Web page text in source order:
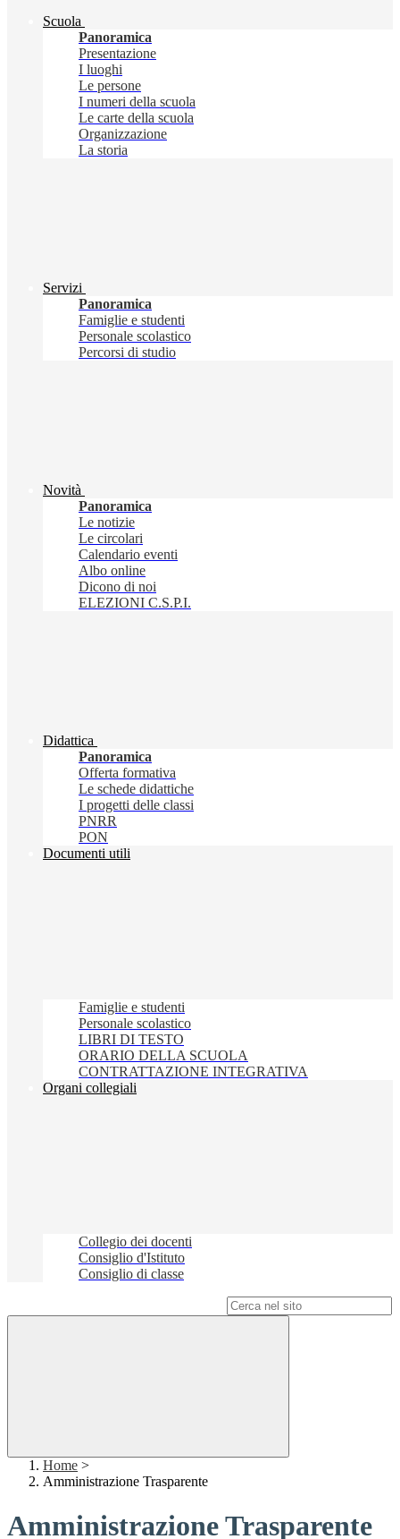
Scuola
Panoramica
Presentazione
I luoghi
Le persone
I numeri della scuola
Le carte della scuola
Organizzazione
La storia
Servizi
Panoramica
Famiglie e studenti
Personale scolastico
Percorsi di studio
Novità
Panoramica
Le notizie
Le circolari
Calendario eventi
Albo online
Dicono di noi
ELEZIONI C.S.P.I.
Didattica
Panoramica
Offerta formativa
Le schede didattiche
I progetti delle classi
PNRR
PON
Documenti utili
Famiglie e studenti
Personale scolastico
LIBRI DI TESTO
ORARIO DELLA SCUOLA
CONTRATTAZIONE INTEGRATIVA
Organi collegiali
Collegio dei docenti
Consiglio d'Istituto
Consiglio di classe
Home >
Amministrazione Trasparente
Amministrazione Trasparente